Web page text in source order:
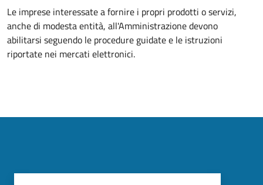
Le imprese interessate a fornire i propri prodotti o servizi,
anche di modesta entità, all'Amministrazione devono
abilitarsi seguendo le procedure guidate e le istruzioni
riportate nei mercati elettronici.